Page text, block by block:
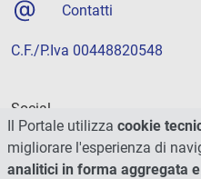
Contatti
C.F./P.Iva 00448820548
Social
Il Portale utilizza cookie
migliorare l'esperienza di
analitici in forma aggregata